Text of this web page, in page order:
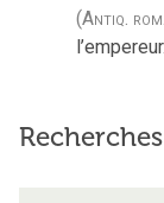
(Antiq.
l’empereur.